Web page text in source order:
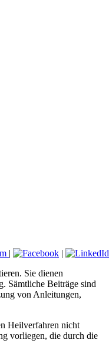
Sie dienen
Sämtliche Beiträge sind
von Anleitungen,
Heilverfahren nicht
vorliegen, die durch die